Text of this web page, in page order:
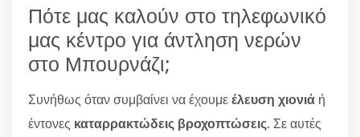
Πότε μας καλούν στο τηλεφωνικό
μας κέντρο για άντληση νερών
στο Μπουρνάζι;
Συνήθως όταν συμβαίνει να έχουμεέλευση χιονιά ή
έντονες καταρρακτώδεις βροχοπτώσεις. Σε αυτές